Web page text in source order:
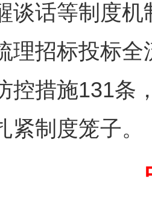
谈话等制度
理招标投标
控措施131条
紧制度笼子
任有效落实